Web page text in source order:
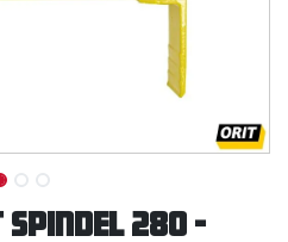
spindel 280 -